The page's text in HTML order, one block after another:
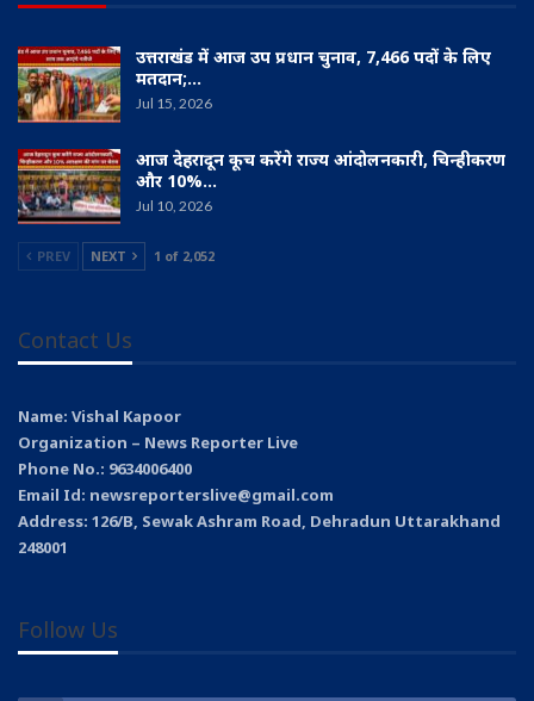
उत्तराखंड में आज उप प्रधान चुनाव, 7,466 पदों के लिए
मतदान;…
Jul 15, 2026
आज देहरादून कूच करेंगे राज्य आंदोलनकारी, चिन्हीकरण
और 10%…
Jul 10, 2026
PREV NEXT 1 of 2,052
Contact Us
Name: Vishal Kapoor
Organization – News Reporter Live
Phone No.: 9634006400
Email Id: newsreporterslive@gmail.com
Address: 126/B, Sewak Ashram Road, Dehradun Uttarakhand
248001
Follow Us